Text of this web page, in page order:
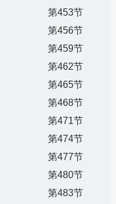
第453节
第456节
第459节
第462节
第465节
第468节
第471节
第474节
第477节
第480节
第483节